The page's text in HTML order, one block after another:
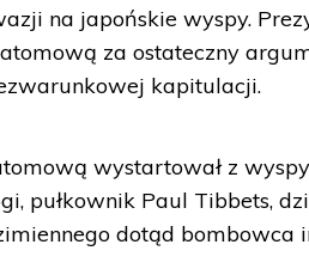
na japońskie wyspy.
za ostateczny
kapitulacji.
wystartował z
pułkownik Paul Tibbets,
dotąd bombowca